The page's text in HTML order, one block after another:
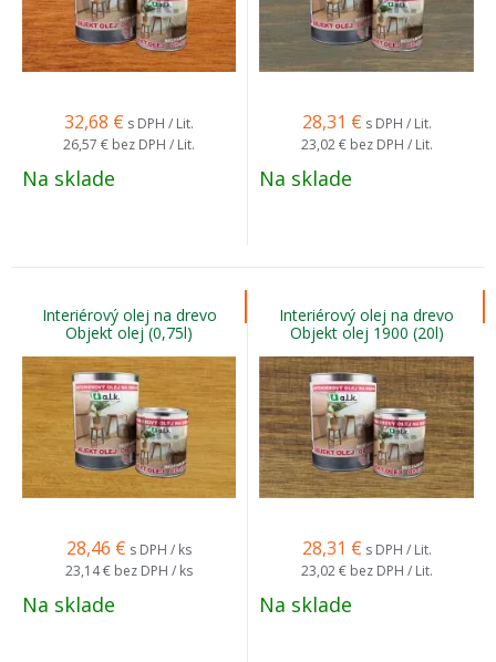
32,68 € s DPH / Lit.
26,57 € bez DPH / Lit.
Na sklade
28,31 € s DPH / Lit.
23,02 € bez DPH / Lit.
Na sklade
Interiérový olej na drevo
Objekt olej (0,75l)
28,46 € s DPH / ks
23,14 € bez DPH / ks
Na sklade
Interiérový olej na drevo
Objekt olej 1900 (20l)
28,31 € s DPH / Lit.
23,02 € bez DPH / Lit.
Na sklade